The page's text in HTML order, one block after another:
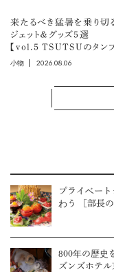
来たるべき猛暑を乗り切
ジェット＆グッズ5選
【vol.5 TSUTSUのタンブ
小物 2026.08.06
プライベー
わう ［部長の
800年の歴史
ズンズホテ